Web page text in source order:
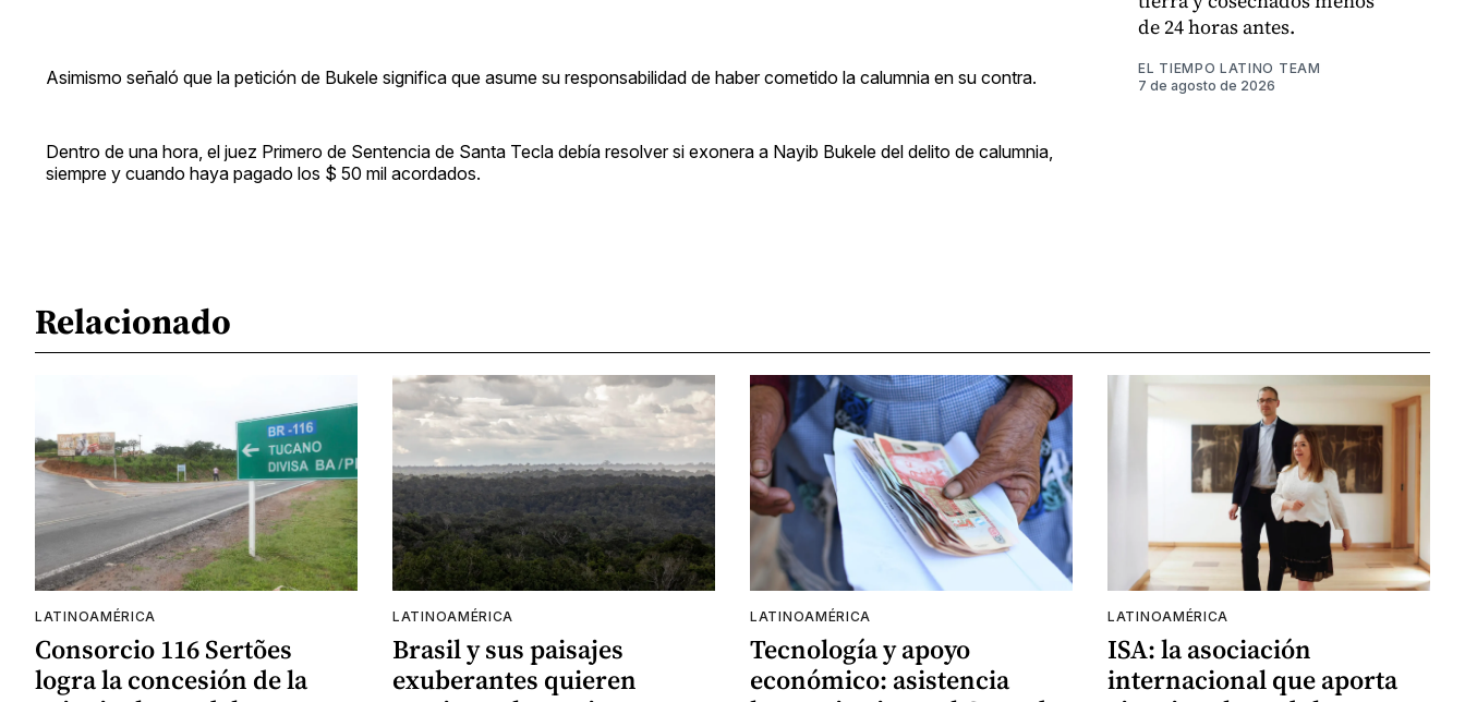
Asimismo señaló que la petición de Bukele significa que asume su responsabilidad de haber cometido la calumnia en su contra.
Dentro de una hora, el juez Primero de Sentencia de Santa Tecla debía resolver si exonera a Nayib Bukele del delito de calumnia,
siempre y cuando haya pagado los $ 50 mil acordados.
de 24 horas antes.
EL TIEMPO LATINO TEAM
7 de agosto de 2026
Relacionado
LATINOAMÉRICA
Consorcio 116 Sertões
logra la concesión de la
LATINOAMÉRICA
Brasil y sus paisajes
exuberantes quieren
LATINOAMÉRICA
Tecnología y apoyo
económico: asistencia
LATINOAMÉRICA
ISA: la asociación
internacional que aporta